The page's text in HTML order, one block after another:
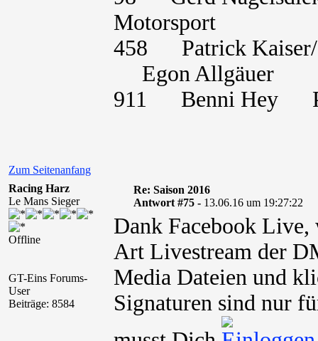
Motorsport
458 Patrick
Egon
911 Benni Hey
Zum Seitenanfang
Racing Harz
Le Mans Sieger
Offline
GT-Eins Forums-
User
Beiträge: 8584
Re: Saison 2016
Antwort #75 - 13.06.16 um 19:27:22
Dank Facebook Live,
Art Livestream der
Media Dateien und
Signaturen sind nur